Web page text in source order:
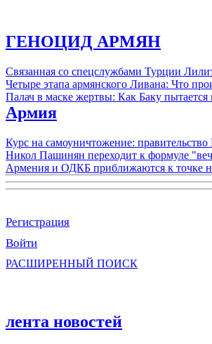
ГЕНОЦИД АРМЯН
Связанная со спецслужбами Турции
Четыре этапа армянского Ливана: Что
Палач в маске жертвы: Как Баку
Армия
Курс на самоуничтожение:
Никол Пашинян переходит к формуле
Армения и ОДКБ приближаются к точке
Регистрация
Войти
РАСШИРЕННЫЙ ПОИСК
лента новостей